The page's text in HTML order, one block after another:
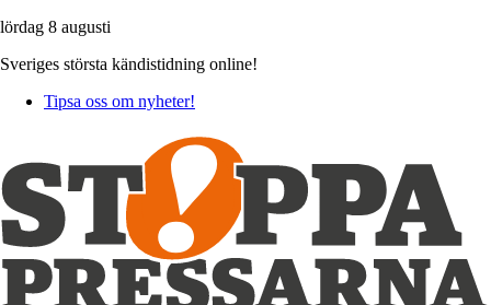
lördag 8 augusti
Sveriges största kändistidning online!
Tipsa oss om nyheter!